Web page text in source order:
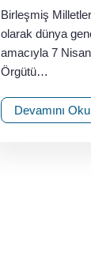
Birleşmiş
olarak dünya
amacıyla 7
Örgütü…
Devamını Oku